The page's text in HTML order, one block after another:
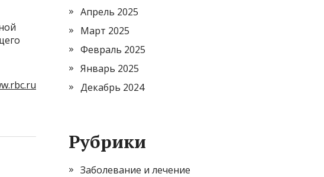
Апрель 2025
Март 2025
Февраль 2025
Январь 2025
Декабрь 2024
Рубрики
Заболевание и лечение